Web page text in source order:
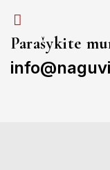
Parašykite